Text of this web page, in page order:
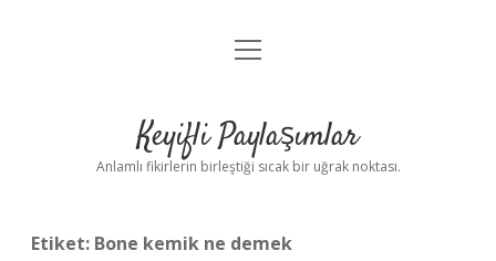
Anasayfa
Yasal Uyarı
menüyü
Keyifli Paylaşımlar
Anlamlı fikirlerin birleştiği sıcak bir uğrak noktası.
Etiket: Bone kemik ne demek